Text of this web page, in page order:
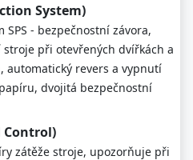
System)
SPS - bezpečnostní závora,
při otevřených dvířkách a
automatický revers a vypnutí
dvojitá bezpečnostní
Control)
zátěže stroje, upozorňuje při